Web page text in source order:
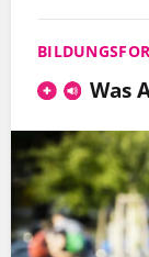
Was